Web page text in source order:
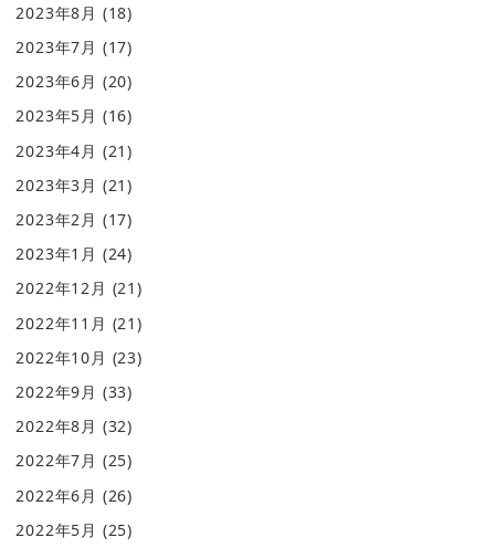
2023年8月 (18)
2023年7月 (17)
2023年6月 (20)
2023年5月 (16)
2023年4月 (21)
2023年3月 (21)
2023年2月 (17)
2023年1月 (24)
2022年12月 (21)
2022年11月 (21)
2022年10月 (23)
2022年9月 (33)
2022年8月 (32)
2022年7月 (25)
2022年6月 (26)
2022年5月 (25)